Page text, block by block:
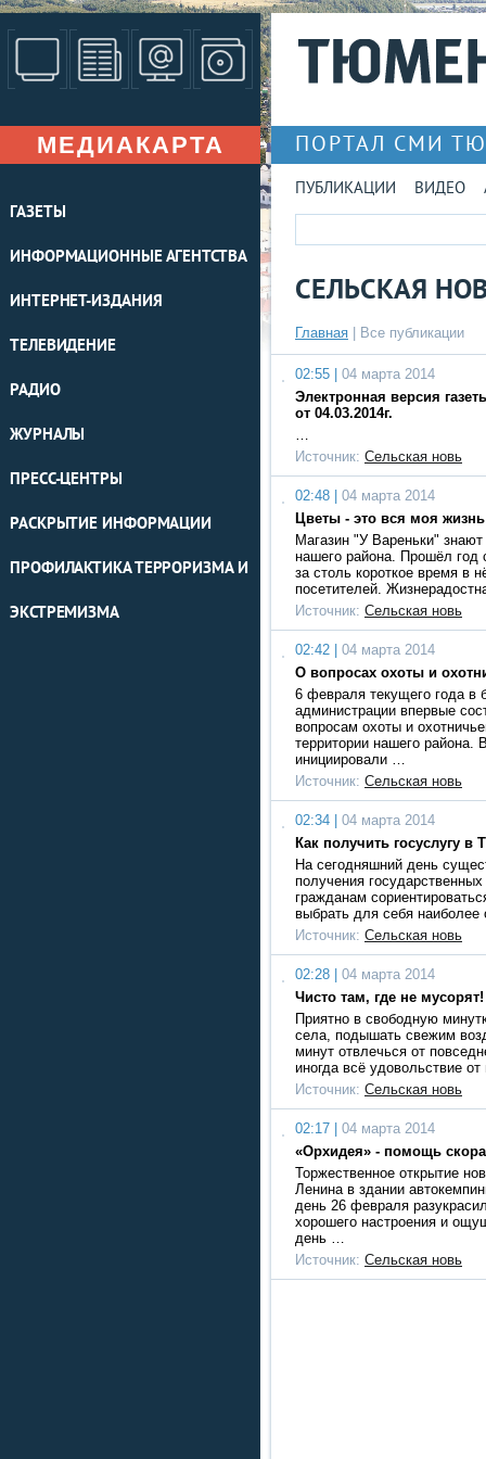
МЕДИАКАРТА
ГАЗЕТЫ
ИНФОРМАЦИОННЫЕ АГЕНТСТВА
ИНТЕРНЕТ-ИЗДАНИЯ
ТЕЛЕВИДЕНИЕ
РАДИО
ЖУРНАЛЫ
ПРЕСС-ЦЕНТРЫ
РАСКРЫТИЕ ИНФОРМАЦИИ
ПРОФИЛАКТИКА ТЕРРОРИЗМА И
ЭКСТРЕМИЗМА
ПОРТАЛ СМИ
ПУБЛИКАЦИИ ВИДЕО
СЕЛЬСКАЯ
Главная Все публикации
02:55 |
04 марта 2014
Электронная версия
от 04.03.2014г.
…
Источник: Сельская новь
02:48 |
04 марта 2014
Цветы - это вся моя жизнь
Магазин "У Вареньки"
нашего района. Прошёл год
за столь короткое время в
посетителей.
Источник: Сельская новь
02:42 |
04 марта 2014
О вопросах охоты и
6 февраля текущего года в
администрации впервые
вопросам охоты и
территории нашего района.
инициировали …
Источник: Сельская новь
02:34 |
04 марта 2014
Как получить госуслугу в
На сегодняшний день
получения государственных
гражданам
выбрать для себя
Источник: Сельская новь
02:28 |
04 марта 2014
Чисто там, где не мусорят!
Приятно в свободную
села, подышать свежим
минут отвлечься от
иногда всё удовольствие
Источник: Сельская новь
02:17 |
04 марта 2014
«Орхидея» - помощь
Торжественное открытие
Ленина в здании
день 26 февраля
хорошего настроения и
день …
Источник: Сельская новь